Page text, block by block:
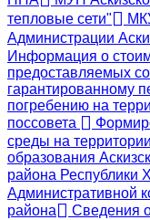
тепловые сети"
Администрации
Информация о
предоставляемых
гарантированному
погребению на
поссовета
среды на
образования
района Республики
Административной
района
Сведения